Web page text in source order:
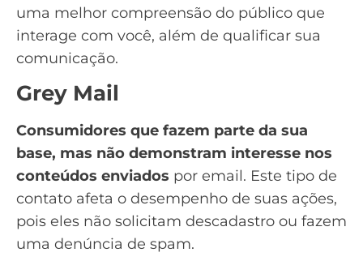
uma melhor compreensão do público que
interage com você, além de qualificar sua
comunicação.
Grey Mail
Consumidores que fazem parte da sua
base, mas não demonstram interesse nos
conteúdos enviados por email. Este tipo de
contato afeta o desempenho de suas ações,
pois eles não solicitam descadastro ou fazem
uma denúncia de spam.